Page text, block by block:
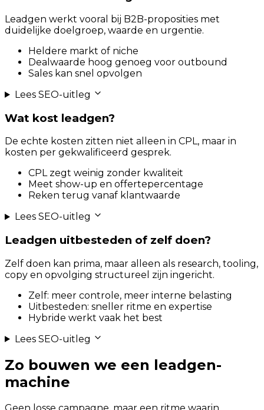
Leadgen werkt vooral bij B2B-proposities met
duidelijke doelgroep, waarde en urgentie.
Heldere markt of niche
Dealwaarde hoog genoeg voor outbound
Sales kan snel opvolgen
Lees SEO-uitleg
Wat kost leadgen?
De echte kosten zitten niet alleen in CPL, maar in
kosten per gekwalificeerd gesprek.
CPL zegt weinig zonder kwaliteit
Meet show-up en offertepercentage
Reken terug vanaf klantwaarde
Lees SEO-uitleg
Leadgen uitbesteden of zelf doen?
Zelf doen kan prima, maar alleen als research, tooling,
copy en opvolging structureel zijn ingericht.
Zelf: meer controle, meer interne belasting
Uitbesteden: sneller ritme en expertise
Hybride werkt vaak het best
Lees SEO-uitleg
Zo bouwen we een leadgen-
machine
Geen losse campagne, maar een ritme waarin